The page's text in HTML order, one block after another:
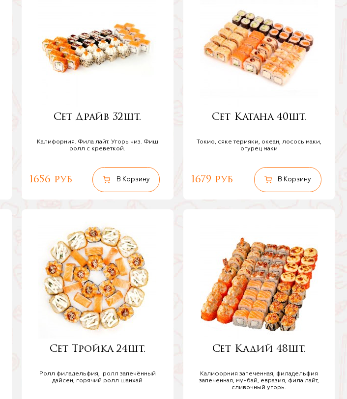
Сет Драйв 32шт.
Калифорния. Фила лайт. Угорь чиз. Фиш
ролл с креветкой.
1656 руб
Сет Катана 40шт.
Токио, сяке терияки, океан, лосось маки,
огурец маки
1679 руб
Сет Тройка 24шт.
Ролл филадельфия, ролл запечённый
дайсен, горячий ролл шанхай
Сет Кадий 48шт.
Калифорния запеченная, филадельфия
запеченная, мунбай, евразия, фила лайт,
сливочный угорь.